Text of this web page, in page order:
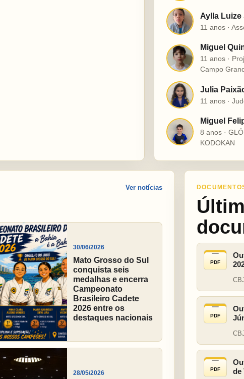
A Aylla Luize
11 anos ·
M
Miguel
11 anos ·
Campo
J Julia
11 anos ·
M
Miguel
8 anos ·
KODOKAN
Ver notícias
30/06/2026
Mato Grosso do Sul
conquista seis
medalhas e encerra
Campeonato
Brasileiro Cadete
2026 entre os
destaques nacionais
28/05/2026
PDF
PDF
PDF
de